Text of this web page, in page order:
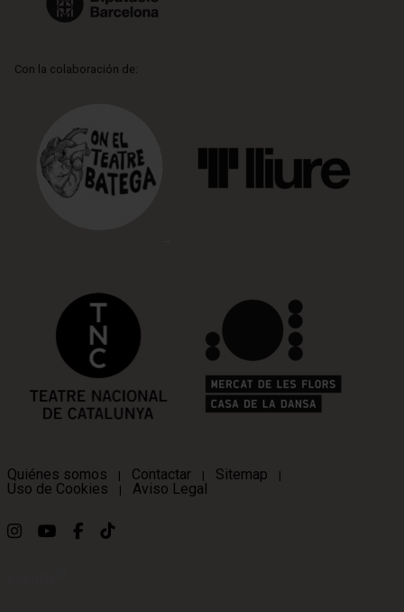
Con la colaboración de:
Quiénes somos | Contactar | Sitemap |
Uso de Cookies | Aviso Legal
Link a instagram
Link a youtube
Link a facebook
Link a ticktok